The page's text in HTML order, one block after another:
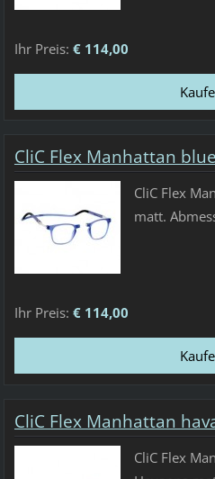
Ihr Preis: € 114,00
CliC Flex Manhattan
CliC Flex
matt.
Ihr Preis: € 114,00
CliC Flex Manhattan
CliC Flex